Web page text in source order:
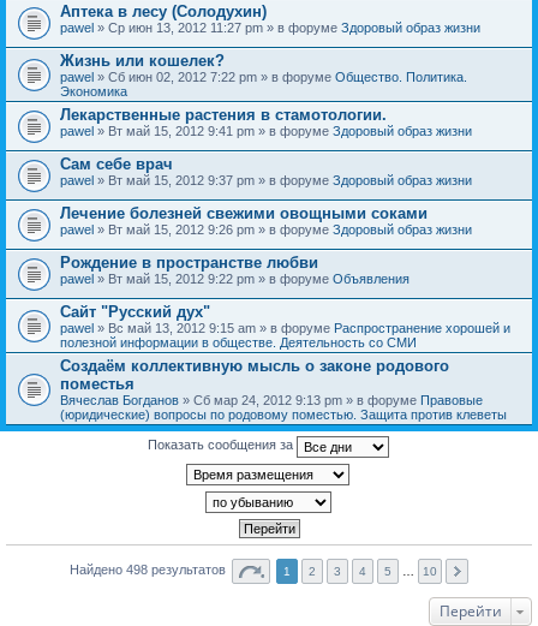
Аптека в лесу (Солодухин)
pawel » Ср июн 13, 2012 11:27 pm » в форуме Здоровый образ жизни
Жизнь или кошелек?
pawel » Сб июн 02, 2012 7:22 pm » в форуме Общество. Политика.
Экономика
Лекарственные растения в стамотологии.
pawel » Вт май 15, 2012 9:41 pm » в форуме Здоровый образ жизни
Сам себе врач
pawel » Вт май 15, 2012 9:37 pm » в форуме Здоровый образ жизни
Лечение болезней свежими овощными соками
pawel » Вт май 15, 2012 9:26 pm » в форуме Здоровый образ жизни
Рождение в пространстве любви
pawel » Вт май 15, 2012 9:22 pm » в форуме Объявления
Сайт "Русский дух"
pawel » Вс май 13, 2012 9:15 am » в форуме Распространение хорошей и
полезной информации в обществе. Деятельность со СМИ
Создаём коллективную мысль о законе родового
поместья
Вячеслав Богданов » Сб мар 24, 2012 9:13 pm » в форуме Правовые
(юридические) вопросы по родовому поместью. Защита против клеветы
Показать сообщения за
Найдено 498 результатов 1 2 3 4 5 10
Перейти